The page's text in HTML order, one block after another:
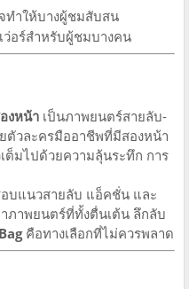
ทำให้บางผู้ชมสับสน
ว่อร์สำหรับผู้ชมบางคน
งหน้า เป็นภาพยนตร์สายลับ-
วละครมืออาชีพที่มีสองหน้า
ต็มไปด้วยความลุ้นระทึก การ
บแนวสายลับ แอ็คชั่น และ
ภาพยนตร์ที่ทั้งตื่นเต้น ลึกลับ
คือทางเลือกที่ไม่ควรพลาด